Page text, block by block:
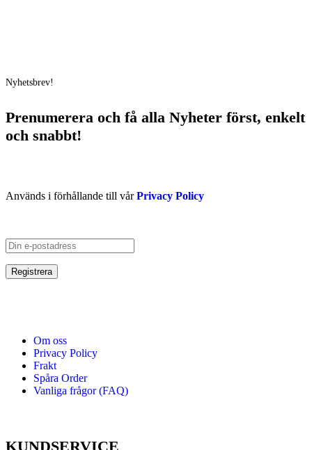
Nyhetsbrev!
Prenumerera och få alla Nyheter först, enkelt
och snabbt!
Används i förhållande till vårPrivacy Policy
Om oss
Privacy Policy
Frakt
Spåra Order
Vanliga frågor (FAQ)
KUNDSERVICE